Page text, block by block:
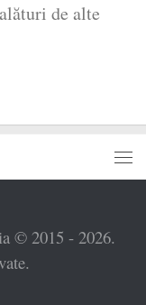
de alte
© 2015 - 2026.